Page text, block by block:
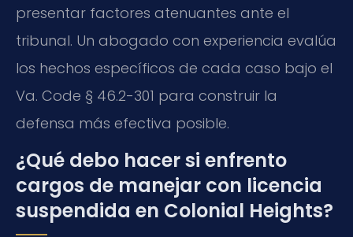
presentar factores atenuantes ante el
tribunal. Un abogado con experiencia evalúa
los hechos específicos de cada caso bajo el
Va. Code § 46.2-301 para construir la
defensa más efectiva posible.
¿Qué debo hacer si enfrento
cargos de manejar con licencia
suspendida en Colonial Heights?